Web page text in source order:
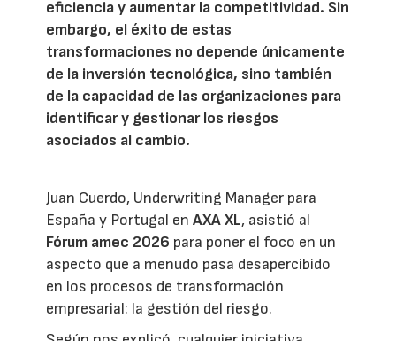
eficiencia y aumentar la competitividad. Sin
embargo, el éxito de estas
transformaciones no depende únicamente
de la inversión tecnológica, sino también
de la capacidad de las organizaciones para
identificar y gestionar los riesgos
asociados al cambio.
Juan Cuerdo, Underwriting Manager para
España y Portugal enAXA XL, asistió al
Fórum amec 2026 para poner el foco en un
aspecto que a menudo pasa desapercibido
en los procesos de transformación
empresarial: la gestión del riesgo.